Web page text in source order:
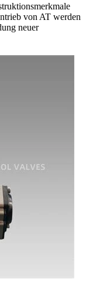
von AT werden
neuer